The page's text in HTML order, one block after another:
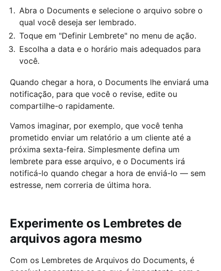
Abra o Documents e selecione o arquivo sobre o
qual você deseja ser lembrado.
Toque em "Definir Lembrete" no menu de ação.
Escolha a data e o horário mais adequados para
você.
Quando chegar a hora, o Documents lhe enviará uma
notificação, para que você o revise, edite ou
compartilhe-o rapidamente.
Vamos imaginar, por exemplo, que você tenha
prometido enviar um relatório a um cliente até a
próxima sexta-feira. Simplesmente defina um
lembrete para esse arquivo, e o Documents irá
notificá-lo quando chegar a hora de enviá-lo — sem
estresse, nem correria de última hora.
Experimente os Lembretes de
arquivos agora mesmo
Com os Lembretes de Arquivos do Documents, é